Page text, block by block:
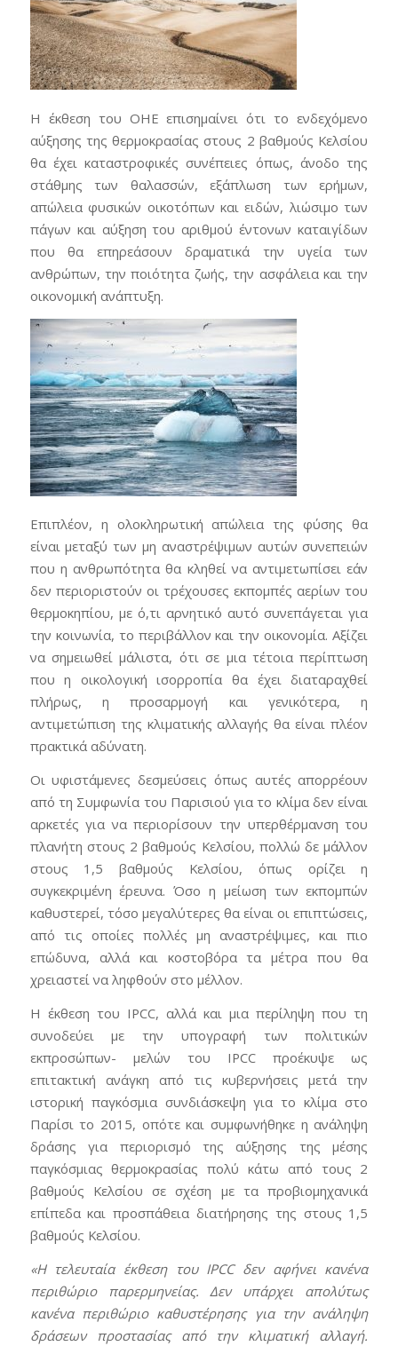
Η έκθεση του ΟΗΕ επισημαίνει ότι το ενδεχόμενο
αύξησης της θερμοκρασίας στους 2 βαθμούς Κελσίου
θα έχει καταστροφικές συνέπειες όπως, άνοδο της
στάθμης των θαλασσών, εξάπλωση των ερήμων,
απώλεια φυσικών οικοτόπων και ειδών, λιώσιμο των
πάγων και αύξηση του αριθμού έντονων καταιγίδων
που θα επηρεάσουν δραματικά την υγεία των
ανθρώπων, την ποιότητα ζωής, την ασφάλεια και την
οικονομική ανάπτυξη.
Επιπλέον, η ολοκληρωτική απώλεια της φύσης θα
είναι μεταξύ των μη αναστρέψιμων αυτών συνεπειών
που η ανθρωπότητα θα κληθεί να αντιμετωπίσει εάν
δεν περιοριστούν οι τρέχουσες εκπομπές αερίων του
θερμοκηπίου, με ό,τι αρνητικό αυτό συνεπάγεται για
την κοινωνία, το περιβάλλον και την οικονομία. Αξίζει
να σημειωθεί μάλιστα, ότι σε μια τέτοια περίπτωση
που η οικολογική ισορροπία θα έχει διαταραχθεί
πλήρως, η προσαρμογή και γενικότερα, η
αντιμετώπιση της κλιματικής αλλαγής θα είναι πλέον
πρακτικά αδύνατη.
Οι υφιστάμενες δεσμεύσεις όπως αυτές απορρέουν
από τη Συμφωνία του Παρισιού για το κλίμα δεν είναι
αρκετές για να περιορίσουν την υπερθέρμανση του
πλανήτη στους 2 βαθμούς Κελσίου, πολλώ δε μάλλον
στους 1,5 βαθμούς Κελσίου, όπως ορίζει η
συγκεκριμένη έρευνα. Όσο η μείωση των εκπομπών
καθυστερεί, τόσο μεγαλύτερες θα είναι οι επιπτώσεις,
από τις οποίες πολλές μη αναστρέψιμες, και πιο
επώδυνα, αλλά και κοστοβόρα τα μέτρα που θα
χρειαστεί να ληφθούν στο μέλλον.
Η έκθεση του IPCC, αλλά και μια περίληψη που τη
συνοδεύει με την υπογραφή των πολιτικών
εκπροσώπων- μελών του IPCC προέκυψε ως
επιτακτική ανάγκη από τις κυβερνήσεις μετά την
ιστορική παγκόσμια συνδιάσκεψη για το κλίμα στο
Παρίσι το 2015, οπότε και συμφωνήθηκε η ανάληψη
δράσης για περιορισμό της αύξησης της μέσης
παγκόσμιας θερμοκρασίας πολύ κάτω από τους 2
βαθμούς Κελσίου σε σχέση με τα προβιομηχανικά
επίπεδα και προσπάθεια διατήρησης της στους 1,5
βαθμούς Κελσίου.
«Η τελευταία έκθεση του IPCC δεν αφήνει κανένα
περιθώριο παρερμηνείας. Δεν υπάρχει απολύτως
κανένα περιθώριο καθυστέρησης για την ανάληψη
δράσεων προστασίας από την κλιματική αλλαγή.